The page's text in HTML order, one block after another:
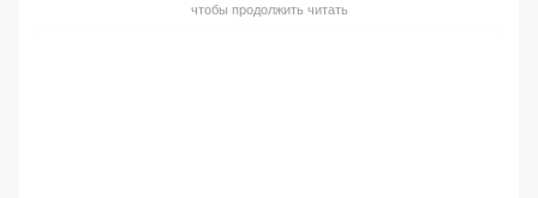
чтобы продолжить читать